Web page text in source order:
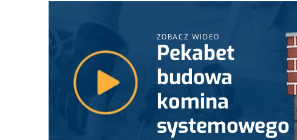
ZOBACZ WIDEO
Pekabet
budowa
komina
systemowego